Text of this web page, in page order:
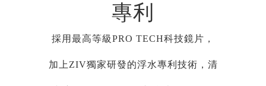
專利
採用最高等級PRO TECH科技鏡片，
加上ZIV獨家研發的浮水專利技術，清